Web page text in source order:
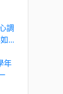
調
...
年